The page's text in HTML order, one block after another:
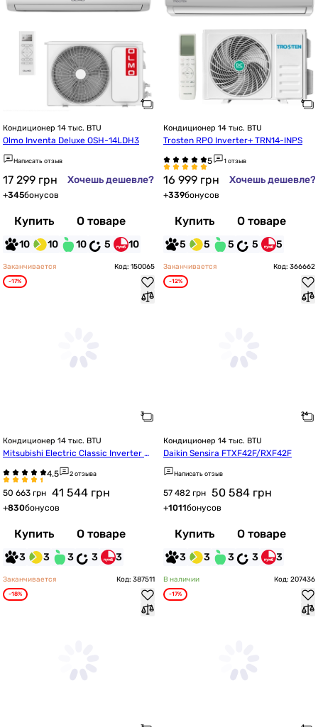
Кондиционер 14 тыс. BTU
Olmo Inventa Deluxe OSH-14LDH3
Написать отзыв
17 299 грн Хочешь дешевле?
+345бонусов
Купить О товаре
10 10 10 5 10
Кондиционер 14 тыс. BTU
Trosten RPO Inverter+ TRN14-INPS
1 отзыв
16 999 грн Хочешь дешевле?
+339бонусов
Купить О товаре
5 5 5 5 5
Заканчивается Код: 150065
-17%
Кондиционер 14 тыс. BTU
Mitsubishi Electric Classic Inverter M
SZ-HR42VF/MUZ-HR42VF
2 отзыва
50 663 грн 41 544 грн
+830бонусов
Купить О товаре
3 3 3 3 3
Заканчивается Код: 366662
-12%
Кондиционер 14 тыс. BTU
Daikin Sensira FTXF42F/RXF42F
Написать отзыв
57 482 грн 50 584 грн
+1011бонусов
Купить О товаре
3 3 3 3 3
Заканчивается Код: 387511
-18%
В наличии Код: 207436
-17%